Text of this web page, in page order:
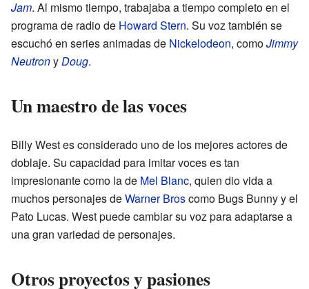
Jam. Al mismo tiempo, trabajaba a tiempo completo en el
programa de radio de Howard Stern. Su voz también se
escuchó en series animadas de Nickelodeon, comoJimmy
NeutronyDoug.
Un maestro de las voces
Billy West es considerado uno de los mejores actores de
doblaje. Su capacidad para imitar voces es tan
impresionante como la de Mel Blanc, quien dio vida a
muchos personajes deWarner Broscomo Bugs Bunny y el
Pato Lucas. West puede cambiar su voz para adaptarse a
una gran variedad de personajes.
Otros proyectos y pasiones